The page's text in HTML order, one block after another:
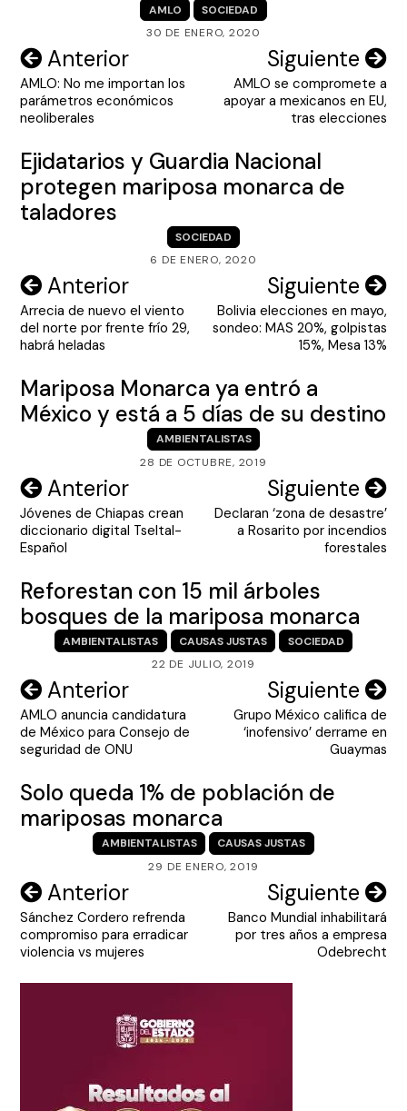
AMLO
SOCIEDAD
30 DE ENERO, 2020
Navegación
de
entradas
Anterior
AMLO: No me importan los
parámetros económicos
neoliberales
Siguiente
AMLO se compromete a
apoyar a mexicanos en EU,
tras elecciones
Ejidatarios y Guardia Nacional
protegen mariposa monarca de
taladores
SOCIEDAD
6 DE ENERO, 2020
Navegación
de
entradas
Anterior
Arrecia de nuevo el viento
del norte por frente frío 29,
habrá heladas
Siguiente
Bolivia elecciones en mayo,
sondeo: MAS 20%, golpistas
15%, Mesa 13%
Mariposa Monarca ya entró a
México y está a 5 días de su destino
AMBIENTALISTAS
28 DE OCTUBRE, 2019
Navegación
de
entradas
Anterior
Jóvenes de Chiapas crean
diccionario digital Tseltal-
Español
Siguiente
Declaran ‘zona de desastre’
a Rosarito por incendios
forestales
Reforestan con 15 mil árboles
bosques de la mariposa monarca
AMBIENTALISTAS CAUSAS JUSTAS
SOCIEDAD
22 DE JULIO, 2019
Navegación
de
entradas
Anterior
AMLO anuncia candidatura
de México para Consejo de
seguridad de ONU
Siguiente
Grupo México califica de
‘inofensivo’ derrame en
Guaymas
Solo queda 1% de población de
mariposas monarca
AMBIENTALISTAS
CAUSAS JUSTAS
29 DE ENERO, 2019
Navegación
de
entradas
Anterior
Sánchez Cordero refrenda
compromiso para erradicar
violencia vs mujeres
Siguiente
Banco Mundial inhabilitará
por tres años a empresa
Odebrecht